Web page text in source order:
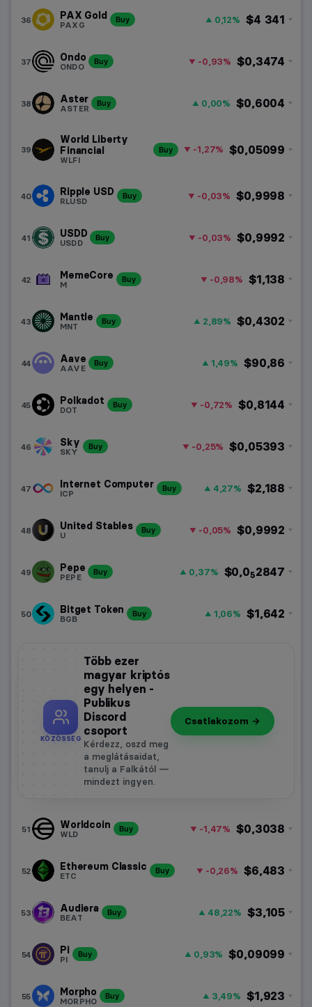
36 PAX Gold
PAXG
Buy $4 341
0,12%
37 Ondo
ONDO
Buy $0,3474
-0,93%
38 Aster
ASTER
Buy $0,6004
0,00%
39
World Liberty
Financial
WLFI
Buy $0,05099
-1,27%
40 Ripple USD
RLUSD
Buy $0,9998
-0,03%
41 USDD
USDD
Buy $0,9992
-0,03%
42 MemeCore
M
Buy $1,138
-0,98%
43 Mantle
MNT
Buy $0,4302
2,89%
44 Aave
AAVE
Buy $90,86
1,49%
45 Polkadot
DOT
Buy $0,8144
-0,72%
46 Sky
SKY
Buy $0,05393
-0,25%
47 Internet Computer
ICP
Buy $2,188
4,27%
48 United Stables
U
Buy $0,9992
-0,05%
49 Pepe
PEPE
Buy $0,052847
0,37%
50 Bitget Token
BGB
Buy $1,642
1,06%
KÖZÖSSÉG
Több ezer
magyar kriptós
egy helyen -
Publikus
Discord
csoport
Kérdezz, oszd meg
a meglátásaidat,
tanulj a Falkától —
mindezt ingyen.
Csatlakozom →
51 Worldcoin
WLD
Buy $0,3038
-1,47%
52 Ethereum Classic
ETC
Buy $6,483
-0,26%
53 Audiera
BEAT
Buy $3,105
48,22%
54 Pi
PI
Buy $0,09099
0,93%
55 Morpho
MORPHO
Buy $1,923
3,49%